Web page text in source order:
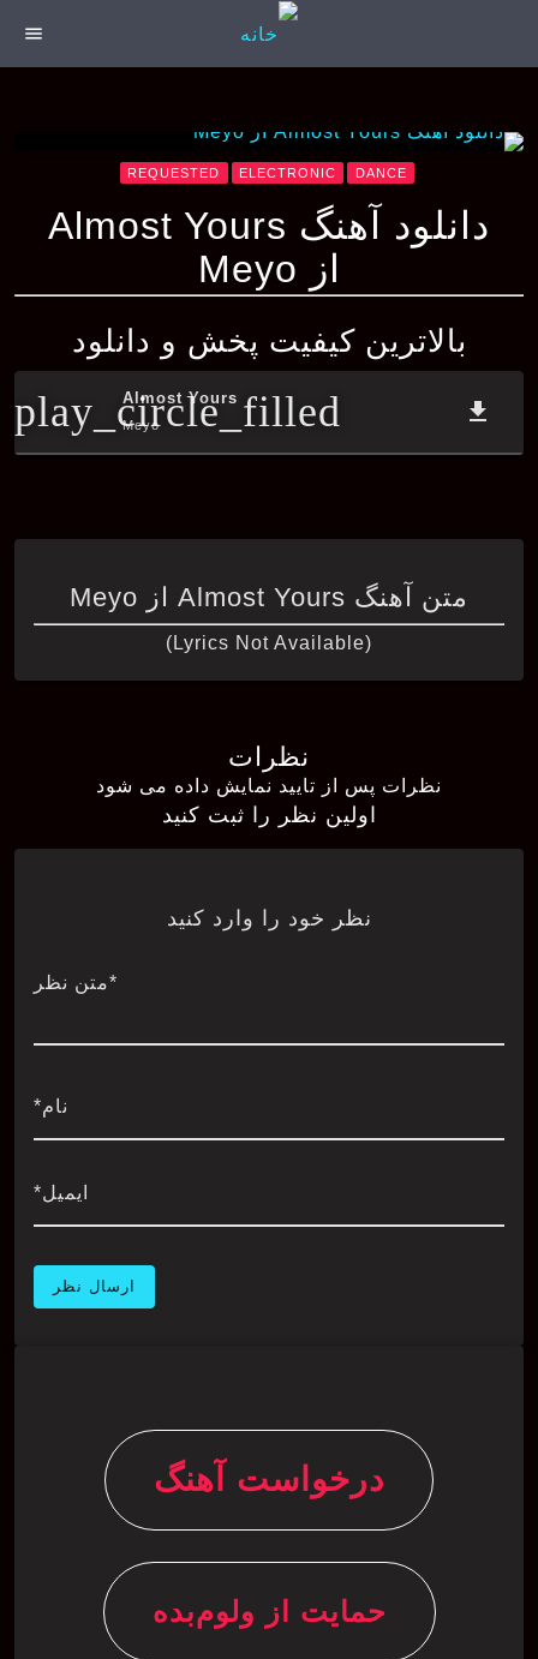
menu
DANCE
ELECTRONIC
REQUESTED
دانلود آهنگ Almost Yours
از Meyo
بالاترین کیفیت پخش و دانلود
play_circle_filled
Almost Yours
Meyo file_download
متن آهنگ Almost Yours از Meyo
(Lyrics Not Available)
نظرات
نظرات پس از تایید نمایش داده می شود
اولین نظر را ثبت کنید
نظر خود را وارد کنید
*متن نظر
نام*
ایمیل*
درخواست آهنگ
حمایت از ولوم‌بده